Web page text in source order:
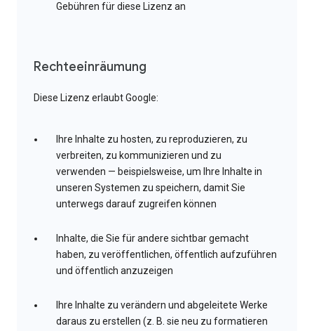
Gebühren für diese Lizenz an
Rechteeinräumung
Diese Lizenz erlaubt Google:
Ihre Inhalte zu hosten, zu reproduzieren, zu
verbreiten, zu kommunizieren und zu
verwenden — beispielsweise, um Ihre Inhalte in
unseren Systemen zu speichern, damit Sie
unterwegs darauf zugreifen können
Inhalte, die Sie für andere sichtbar gemacht
haben, zu veröffentlichen, öffentlich aufzuführen
und öffentlich anzuzeigen
Ihre Inhalte zu verändern und abgeleitete Werke
daraus zu erstellen (z. B. sie neu zu formatieren